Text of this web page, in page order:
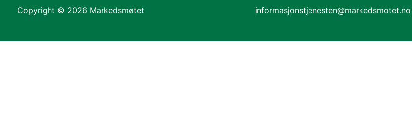
Copyright © 2026 Markedsmøtet informasjonstjenesten@markedsmotet.no